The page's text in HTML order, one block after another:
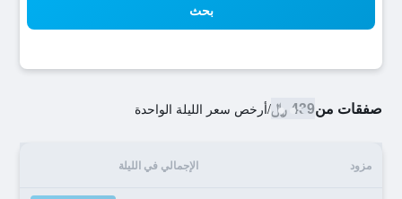
بحث
صفقات من439 ﷼ /أرخص سعر الليلة الواحدة
مزود الإجمالي في الليلة